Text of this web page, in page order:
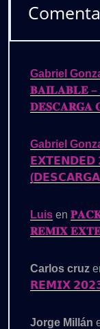
Gabriel
𝐁𝐀𝐈𝐋𝐀𝐁𝐋𝐄 –
𝐃𝐄𝐒𝐂𝐀𝐑𝐆𝐀
Gabriel
𝗘𝗫𝗧𝗘𝗡𝗗𝗘𝗗
Luis en
𝐑𝐄𝐌𝐈𝐗
Carlos cruz
𝗥𝗘𝗠𝗜𝗫
Jorge Millán